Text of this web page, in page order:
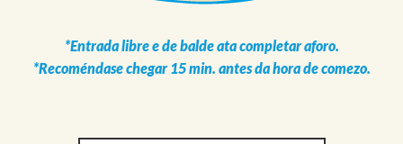
*Entrada libre e de balde ata completar aforo.
*Recoméndase chegar 15 min. antes da hora de comezo.